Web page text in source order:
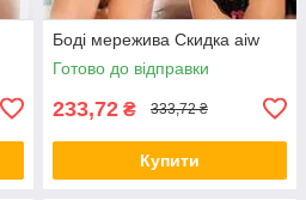
Боді мережива Скидка aiw
Готово до відправки
233,72 ₴ 333,72 ₴
Купити